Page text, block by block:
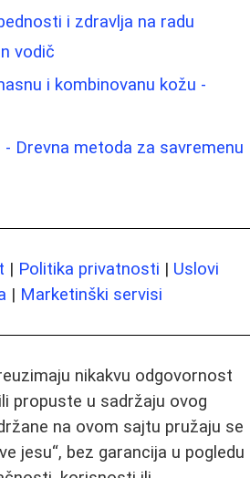
i zdravlja na radu
vodič
i kombinovanu kožu -
Drevna metoda za savremenu
| Politika privatnosti | Uslovi
| Marketinški servisi
nikakvu odgovornost
propuste u sadržaju ovog
na ovom sajtu pružaju se
jesu“, bez garancija u pogledu